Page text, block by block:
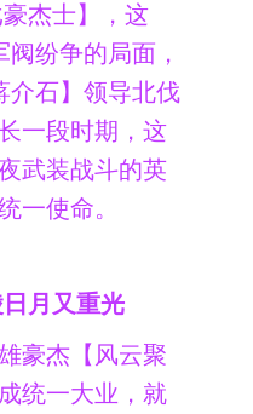
豪杰士】，这
阀纷争的局面，
介石】领导北伐
一段时期，这
武装战斗的英
一使命。
月又重光
豪杰【风云聚
统一大业，就